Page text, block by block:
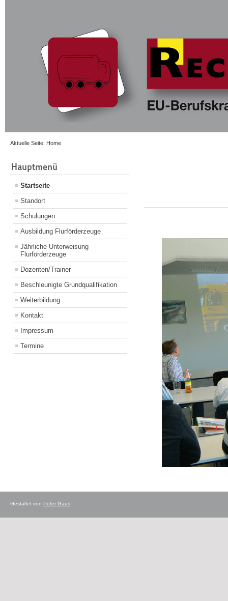
Aktuelle Seite: Home
Hauptmenü
Startseite
Standort
Schulungen
Ausbildung Flurförderzeuge
Jährliche Unterweisung
Flurförderzeuge
Dozenten/Trainer
Beschleunigte Grundqualifikation
Weiterbildung
Kontakt
Impressum
Termine
Gestaltet von Peter Gaus!